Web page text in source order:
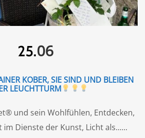
25.06
KOBER, SIE SIND UND BLEIBEN
LEUCHTTURM
und sein Wohlfühlen, Entdecken,
im Dienste der Kunst, Licht als...